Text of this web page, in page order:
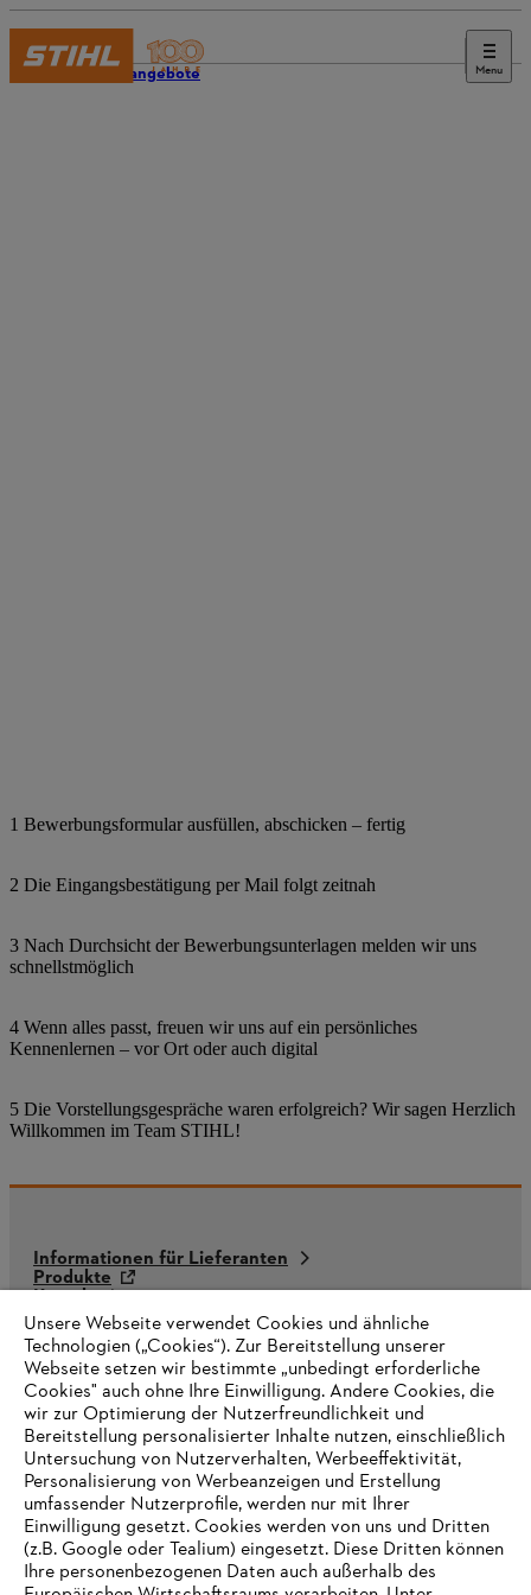
Menu
Stellenangebote
1 Bewerbungsformular ausfüllen, abschicken – fertig
2 Die Eingangsbestätigung per Mail folgt zeitnah
3 Nach Durchsicht der Bewerbungsunterlagen melden wir uns
schnellstmöglich
4 Wenn alles passt, freuen wir uns auf ein persönliches
Kennenlernen – vor Ort oder auch digital
5 Die Vorstellungsgespräche waren erfolgreich? Wir sagen Herzlich
Willkommen im Team STIHL!
Informationen für Lieferanten
Produkte
Kontakt
Karriere
Hinweisgebersystem
Unsere Webseite verwendet Cookies und ähnliche
Technologien („Cookies“). Zur Bereitstellung unserer
Webseite setzen wir bestimmte „unbedingt erforderliche
Cookies" auch ohne Ihre Einwilligung. Andere Cookies, die
wir zur Optimierung der Nutzerfreundlichkeit und
Bereitstellung personalisierter Inhalte nutzen, einschließlich
Untersuchung von Nutzerverhalten, Werbeeffektivität,
Personalisierung von Werbeanzeigen und Erstellung
umfassender Nutzerprofile, werden nur mit Ihrer
Einwilligung gesetzt. Cookies werden von uns und Dritten
(z.B. Google oder Tealium) eingesetzt. Diese Dritten können
Ihre personenbezogenen Daten auch außerhalb des